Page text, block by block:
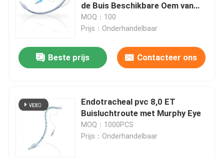
de Buis Beschikbare Oem van
Cuffed
MOQ：100
Prijs：Onderhandelbaar
Beste prijs Contacteer ons
Endotracheal pvc 8,0 ET
Buisluchtroute met Murphy Eye
MOQ：1000PCS
Prijs：Onderhandelbaar